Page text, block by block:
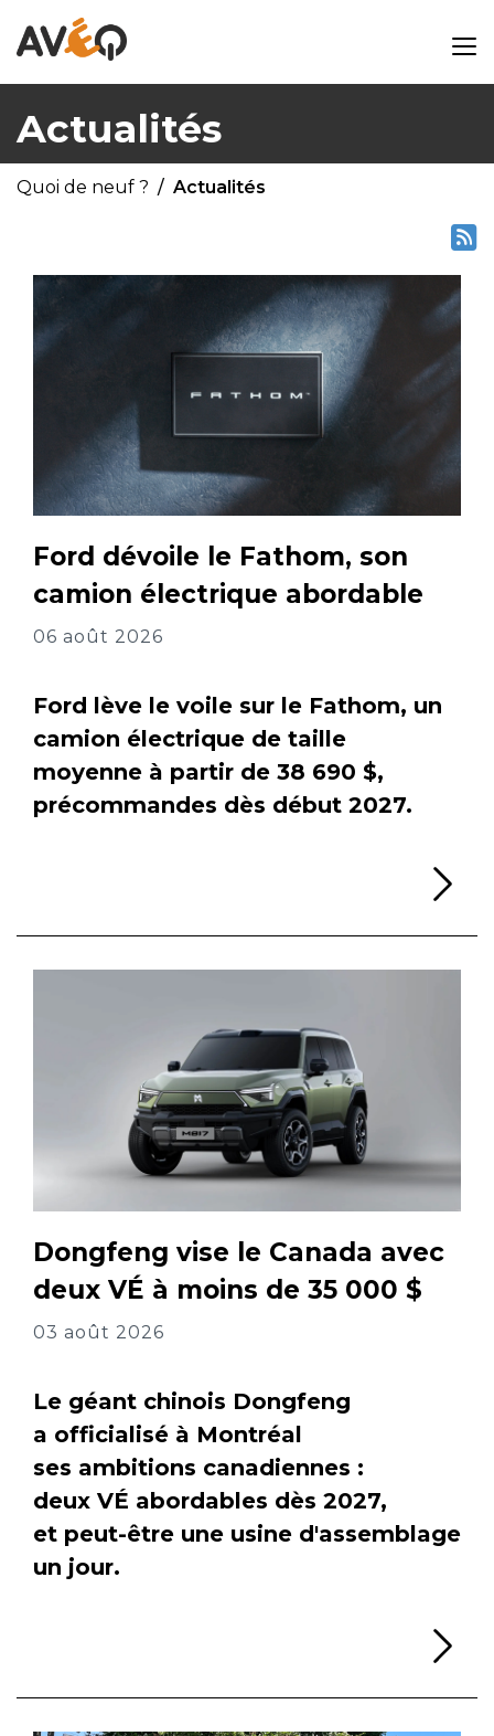
Actualités
Quoi de neuf ? Actualités
Ford dévoile le Fathom, son
camion électrique abordable
06 août 2026
Ford lève le voile sur le Fathom, un
camion électrique de taille
moyenne à partir de 38 690 $,
précommandes dès début 2027.
Dongfeng vise le Canada avec
deux VÉ à moins de 35 000 $
03 août 2026
Le géant chinois Dongfeng
a officialisé à Montréal
ses ambitions canadiennes :
deux VÉ abordables dès 2027,
et peut-être une usine d'assemblage
un jour.